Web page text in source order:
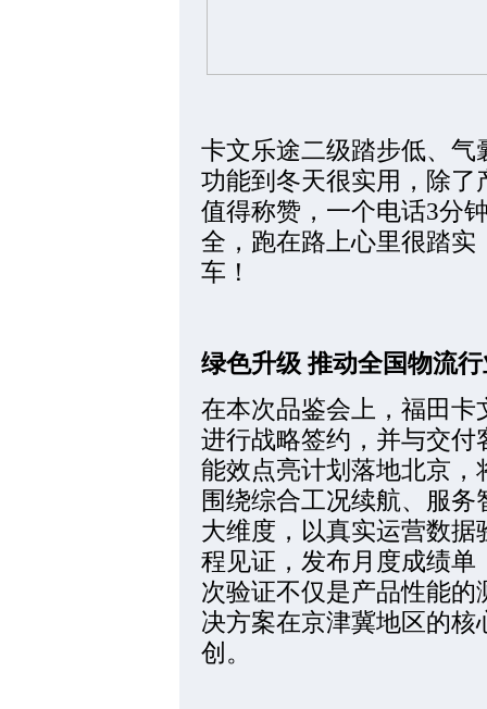
卡文乐途二级踏步低、
功能到冬天很实用，除
值得称赞，一个电话3分
全，跑在路上心里很踏
车！
绿色升级 推动全国物流
在本次品鉴会上，福田
进行战略签约，并与交付
能效点亮计划落地北京，
围绕综合工况续航、服
大维度，以真实运营数
程见证，发布月度成绩
次验证不仅是产品性能的
决方案在京津冀地区的
创。